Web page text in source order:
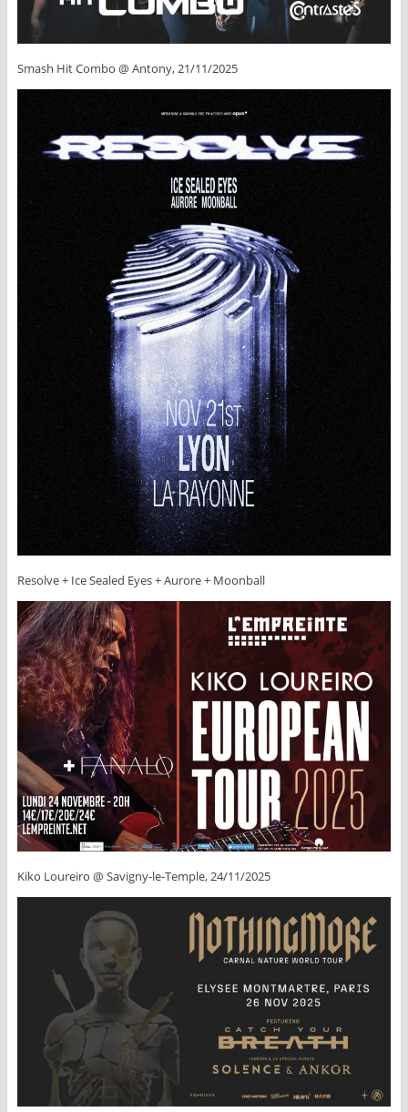
Smash Hit Combo @ Antony, 21/11/2025
Resolve + Ice Sealed Eyes + Aurore + Moonball
Kiko Loureiro @ Savigny-le-Temple, 24/11/2025